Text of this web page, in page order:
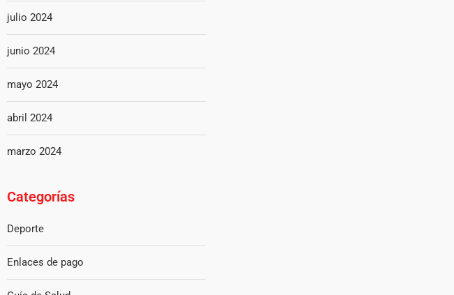
julio 2024
junio 2024
mayo 2024
abril 2024
marzo 2024
Categorías
Deporte
Enlaces de pago